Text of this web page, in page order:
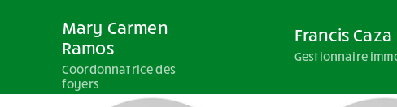
Mary Carmen
Ramos
Coordonnatrice des
foyers
Francis Caza
Gestionnaire